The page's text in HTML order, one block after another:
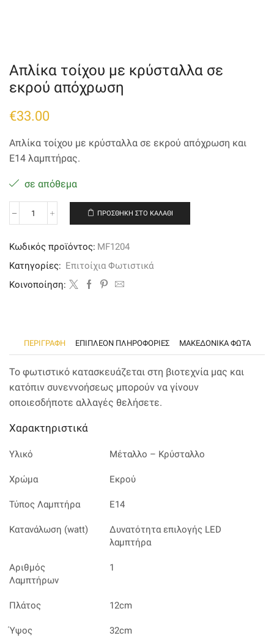
Απλίκα τοίχου με κρύσταλλα σε
εκρού απόχρωση
€33.00
Απλίκα τοίχου με κρύσταλλα σε εκρού απόχρωση και
Ε14 λαμπτήρας.
σε απόθεμα
Απλίκα
κρύσταλλα
εκρού
απόχρωση
ΠΡΟΣΘΉΚΗ ΣΤΟ ΚΑΛΆΘΙ
Κωδικός προϊόντος: MF1204
Κατηγορίες: Επιτοίχια Φωτιστικά
Kοινοποίηση:
ΠΕΡΙΓΡΑΦΉ ΕΠΙΠΛΈΟΝ ΠΛΗΡΟΦΟΡΊΕΣ ΜΑΚΕΔΟΝΙΚΑ ΦΩΤΑ
Το φωτιστικό κατασκευάζεται στη βιοτεχνία μας και
κατόπιν συνεννοήσεως μπορούν να γίνουν
οποιεσδήποτε αλλαγές θελήσετε.
Χαρακτηριστικά
Υλικό Μέταλλο – Κρύσταλλο
Χρώμα Εκρού
Τύπος Λαμπτήρα Ε14
Κατανάλωση (watt)
Δυνατότητα επιλογής LED
λαμπτήρα
Αριθμός
Λαμπτήρων
1
Πλάτος 12cm
Ύψος 32cm